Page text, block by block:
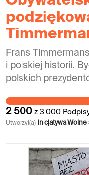
Frans
i polskiej historii.
polskich
Krzyżem
Krzyżem Wielkim I
popularyzowaniu
zaangażowanie w
sądów to kolejny
2 500 z 3 000
Utworzył(a) Inicjatywa Wolne